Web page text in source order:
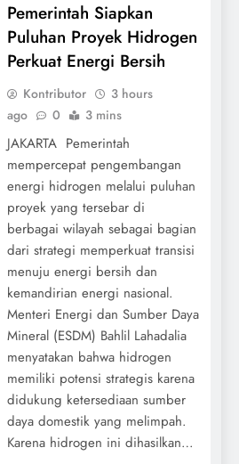
Pemerintah Siapkan
Puluhan Proyek Hidrogen
Perkuat Energi Bersih
Kontributor
3 hours
ago
0 3 mins
JAKARTA  Pemerintah
mempercepat pengembangan
energi hidrogen melalui puluhan
proyek yang tersebar di
berbagai wilayah sebagai bagian
dari strategi memperkuat transisi
menuju energi bersih dan
kemandirian energi nasional.
Menteri Energi dan Sumber Daya
Mineral (ESDM) Bahlil Lahadalia
menyatakan bahwa hidrogen
memiliki potensi strategis karena
didukung ketersediaan sumber
daya domestik yang melimpah.
Karena hidrogen ini dihasilkan…